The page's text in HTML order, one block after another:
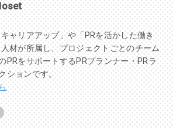
ャリアアップ」や「PRを活かした働き
材が所属し、プロジェクトごとのチーム
PRをサポートするPRプランナー・PRラ
ションです。